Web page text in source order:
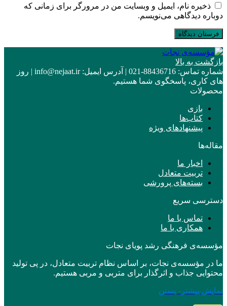
ذخیره نام، ایمیل و وبسایت من در مرورگر برای زمانی که
دوباره دیدگاهی می‌نویسم.
بازگشت به بالا
شماره تماس: 88436716-021
| آدرس ایمیل: info@nejaat.ir
| روز
های کاری، پاسخگوی شما هستیم.
محصولات
بازی
کتاب‌ها
پیشنهادهای ویژه
مقاله‌ها
اخبار ما
تربیت متعادل
بسته‌های پرورشی
دسترسی سریع
تماس با ما
همکاری با ما
مؤسسه‌ی فرهنگی رشد پویای نجات
ما در مؤسسه‌ی نجات، بر اساس نظام تربیت متعادل، در پی تولید
محتوایی جذاب و اثرگذار برای متربی و مربی هستیم.
نمایش بیشتر - بستن